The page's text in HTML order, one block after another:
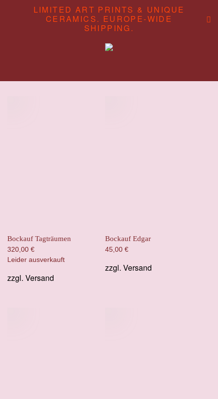
LIMITED ART PRINTS & UNIQUE
CERAMICS. EUROPE-WIDE
SHIPPING.
Bockauf Tagträumen
320,00 €
Leider ausverkauft
zzgl. Versand
Bockauf Edgar
45,00 €
zzgl. Versand